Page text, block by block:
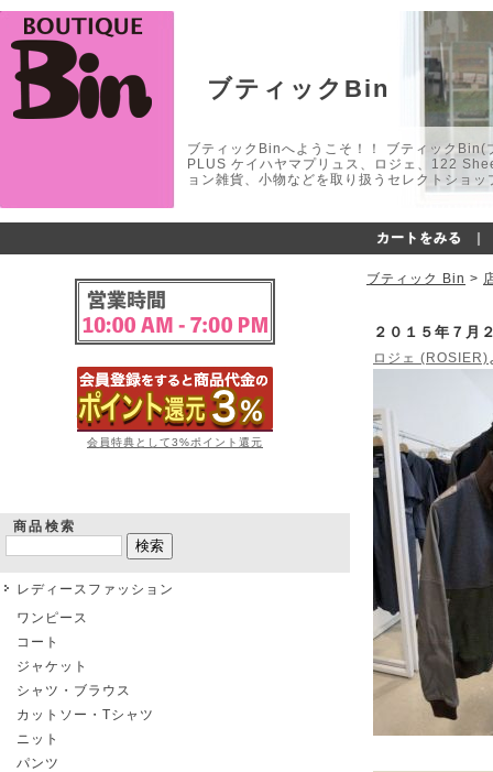
ブティックBin
ブティックBinへようこそ！！ ブティック
PLUS ケイハヤマプリュス、ロジェ、122
ョン雑貨、小物などを取り扱うセレクトショ
カートをみる
会員特典として3%ポイント還元
商品検索
レディースファッション
ワンピース
コート
ジャケット
シャツ・ブラウス
カットソー・Tシャツ
ニット
パンツ
ブティック Bin >
２０１５年７月
ロジェ (ROSIER)